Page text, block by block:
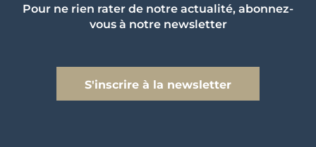
Pour ne rien rater de notre actualité, abonnez-
vous à notre newsletter
S'inscrire à la newsletter